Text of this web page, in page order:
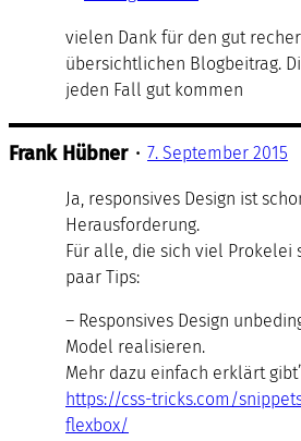
vielen Dank für den gut
übersichtlichen Blogbeitrag.
jeden Fall gut kommen
Frank Hübner • 7. September 2015
Ja, responsives Design ist
Herausforderung.
Für alle, die sich viel Prokelei
paar Tips:
– Responsives Design
Model realisieren.
Mehr dazu einfach erklärt
https://css-tricks.com/
flexbox/